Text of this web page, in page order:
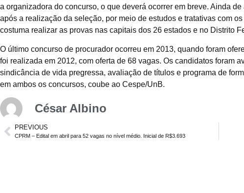
a organizadora do concurso, o que deverá ocorrer em breve. Ainda
após a realização da seleção, por meio de estudos e tratativas com
costuma realizar as provas nas capitais dos 26 estados e no Distrito
O último concurso de procurador ocorreu em 2013, quando foram
foi realizada em 2012, com oferta de 68 vagas. Os candidatos foram
sindicância de vida pregressa, avaliação de títulos e programa de
em ambos os concursos, coube ao Cespe/UnB.
César Albino
PREVIOUS
CPRM – Edital em abril para 52 vagas no nível médio. Inicial de R$3.693